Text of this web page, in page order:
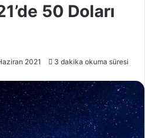
50 Doları
2021 3 dakika okuma süresi